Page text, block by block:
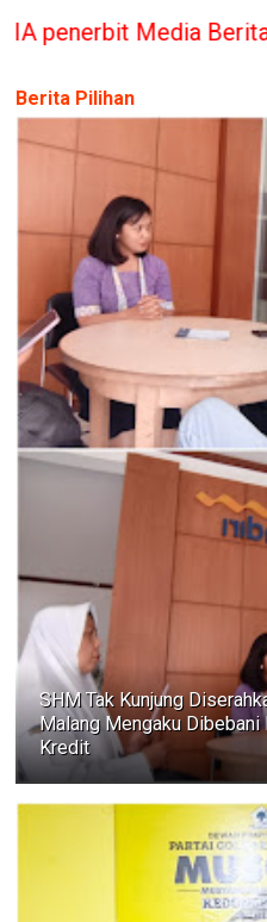
Berita Rakyat
Berita Pilihan
SHM Tak Kunjung
Malang Mengaku Dibebani
Kredit